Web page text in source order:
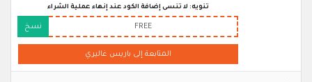
تنويه: لا تنسى إضافة الكود عند إنهاء عملية الشراء
FREE نسخ
المتابعة إلى باريس غاليري